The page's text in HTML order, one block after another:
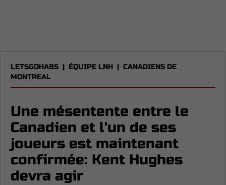
LETSGOHABS | ÉQUIPE LNH | CANADIENS DE
MONTREAL
Une mésentente entre le
Canadien et l'un de ses
joueurs est maintenant
confirmée: Kent Hughes
devra agir